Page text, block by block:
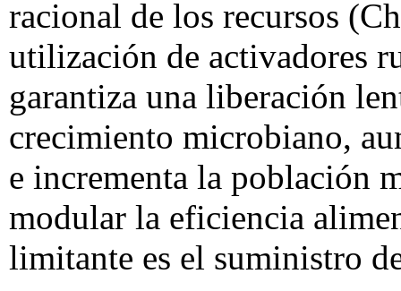
racional de los recursos
utilización de activadores
garantiza una liberación
crecimiento microbiano,
e incrementa la población
modular la eficiencia
limitante es el suministro